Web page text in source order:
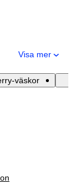
Visa mer
väskor